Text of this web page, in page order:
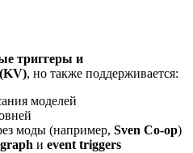
триггеры и
, но также поддерживается:
моделей
моды (например, Sven Co-op)
и event triggers